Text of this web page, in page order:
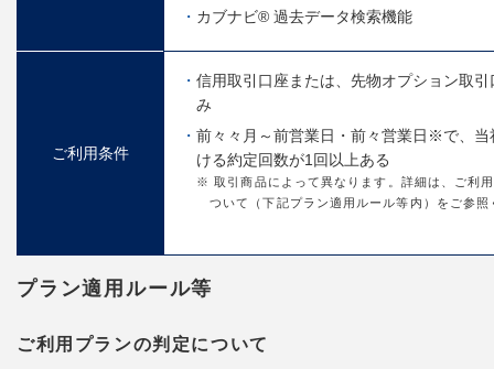
カブナビ® 過去データ検索機能
ご利用条件
信用取引口座または、先物オプション取
み
前々々月～前営業日・前々営業日※で、当
ける約定回数が1回以上ある
※ 取引商品によって異なります。詳細は、ご利
ついて（下記プラン適用ルール等内）をご参照
プラン適用ルール等
ご利用プランの判定について